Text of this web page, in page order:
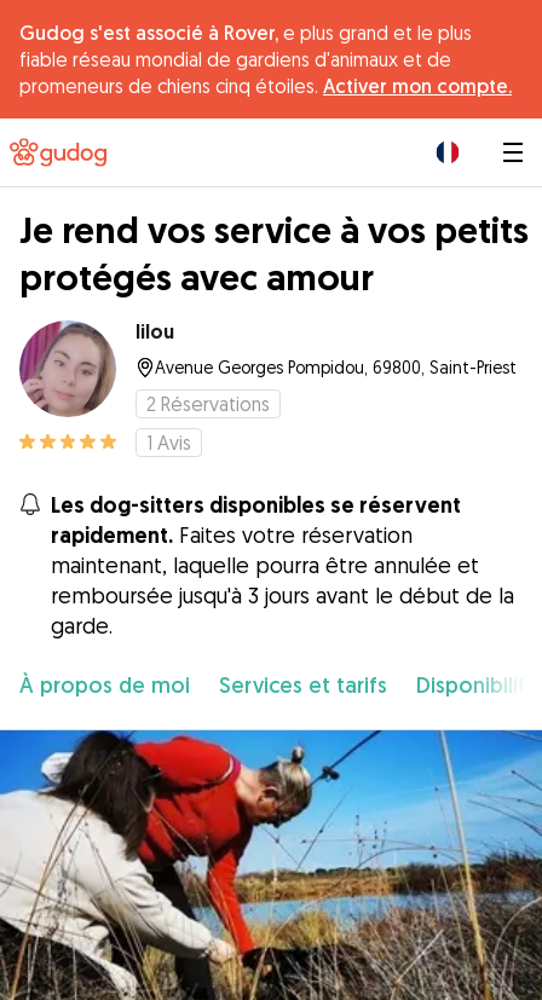
Gudog s'est associé à Rover, e plus grand et le plus
fiable réseau mondial de gardiens d'animaux et de
promeneurs de chiens cinq étoiles. Activer mon compte.
Je rend vos service à vos petits
protégés avec amour
Iilou
Avenue Georges Pompidou, 69800, Saint-Priest
2 Réservations
1 Avis
Les dog-sitters disponibles se réservent
rapidement. Faites votre réservation
maintenant, laquelle pourra être annulée et
remboursée jusqu'à 3 jours avant le début de la
garde.
À propos de moi Services et tarifs Disponibilité